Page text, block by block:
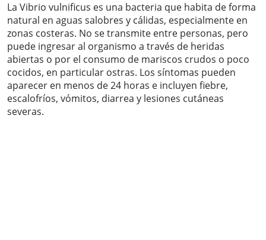
La Vibrio vulnificus es una bacteria que habita de forma
natural en aguas salobres y cálidas, especialmente en
zonas costeras. No se transmite entre personas, pero
puede ingresar al organismo a través de heridas
abiertas o por el consumo de mariscos crudos o poco
cocidos, en particular ostras. Los síntomas pueden
aparecer en menos de 24 horas e incluyen fiebre,
escalofríos, vómitos, diarrea y lesiones cutáneas
severas.